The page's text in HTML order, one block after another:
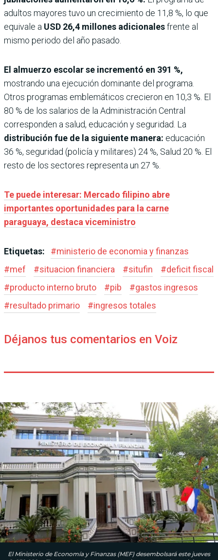
adultos mayores tuvo un crecimiento de 11,8 %, lo que
equivale a USD 26,4 millones adicionalesfrente al
mismo periodo del año pasado.
El almuerzo escolar se incrementó en 391 %,
mostrando una ejecución dominante del programa.
Otros programas emblemáticos crecieron en 10,3 %. El
80 % de los salarios de la Administración Central
corresponden a salud, educación y seguridad. La
distribución fue de la siguiente manera: educación
36 %, seguridad (policía y militares) 24 %, Salud 20 %. El
resto de los sectores representa un 27 %.
Te puede interesar: Mercado filipino abre
importantes oportunidades para la carne
paraguaya, destaca viceministro
Etiquetas: #ministerio de economia y finanzas
#mef #situacion financiera #situfin #deficit fiscal
#producto interno bruto #pib #gastos ingresos
#resultado primario #ingresos totales
Déjanos tus comentarios en Voiz
El Ministerio de Economía y Finanzas (MEF) desembolsará este jueves